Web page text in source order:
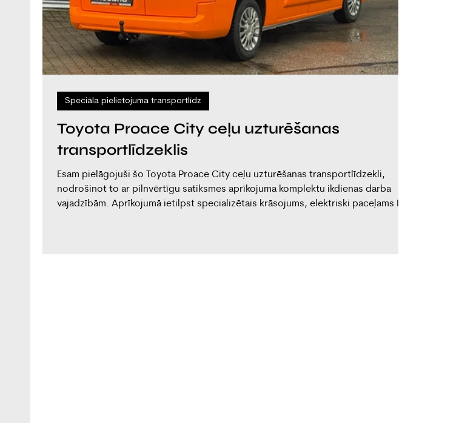
Toyota Proace City ceļu uzturēšanas
transportlīdzeklis
Esam pielāgojuši šo Toyota Proace City ceļu uzturēšanas transportlīdzekli,
nodrošinot to ar pilnvērtīgu satiksmes aprīkojuma komplektu ikdienas darba
vajadzībām. Aprīkojumā ietilpst specializētais krāsojums, elektriski paceļams LED
Speciāla pielietojuma transportlīdz